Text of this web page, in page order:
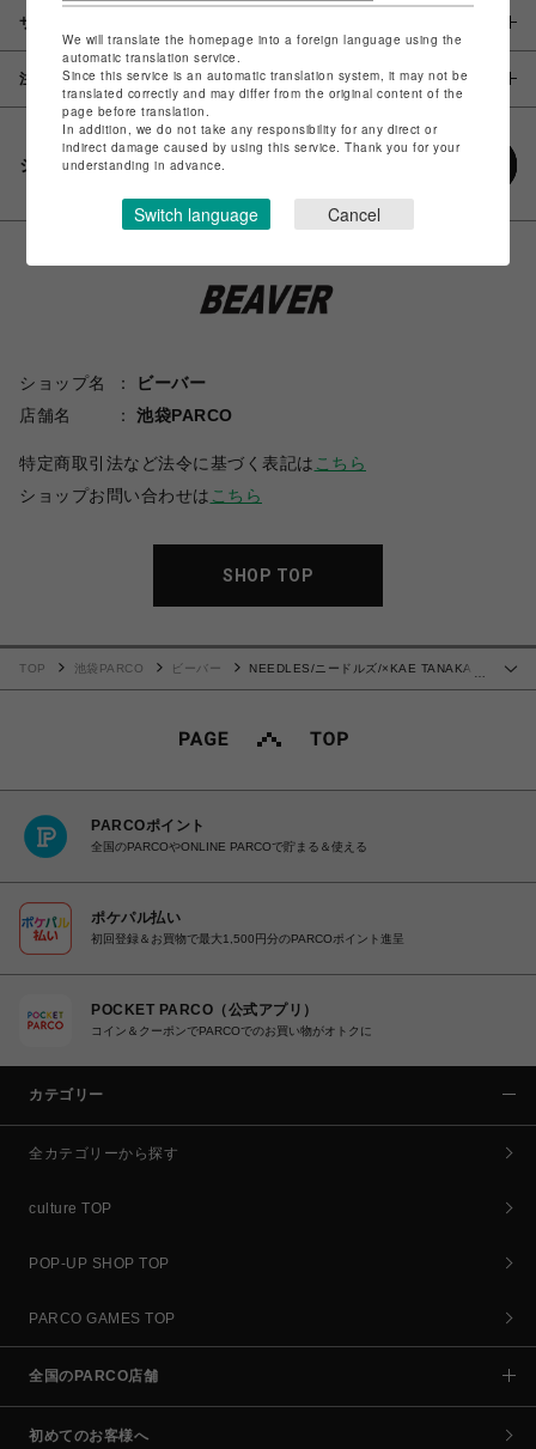
サイズ
注意事項
シェアする
ショップ名
ビーバー
店舗名
池袋PARCO
特定商取引法など法令に基づく表記は こちら
ショップお問い合わせは こちら
SHOP TOP
TOP 池袋PARCO ビーバー
NEEDLES/ニードルズ/×KAE TANAKA
PARCOポイント
全国のPARCOやONLINE PARCOで貯まる＆使える
ポケパル払い
初回登録＆お買物で最大1,500円分のPARCOポイント進呈
POCKET PARCO（公式アプリ）
コイン＆クーポンでPARCOでのお買い物がオトクに
カテゴリー
全カテゴリーから探す
culture TOP
POP-UP SHOP TOP
PARCO GAMES TOP
全国のPARCO店舗
初めてのお客様へ
We will translate the homepage into a foreign language using the
automatic translation service.
Since this service is an automatic translation system, it may not be
translated correctly and may differ from the original content of the
page before translation.
In addition, we do not take any responsibility for any direct or
indirect damage caused by using this service. Thank you for your
understanding in advance.
Switch language Cancel